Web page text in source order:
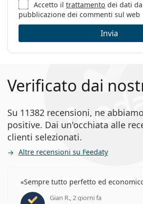
Accetto iltrattamento dei dati
pubblicazione dei commenti sul web
Invia
Verificato dai
Su 11382 recensioni, ne
positive. Dai un'occhiata alle
clienti selezionati.
Altre recensioni su Feedaty
Sempre tutto perfetto ed
Gian R., 2 giorni fa